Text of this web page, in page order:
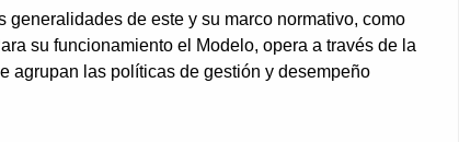
de este y su marco normativo, como
su funcionamiento el Modelo, opera a través de la
agrupan las políticas de gestión y desempeño